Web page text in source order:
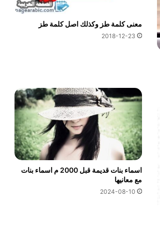
معنى كلمة طز وكذلك اصل كلمة طز
2018-12-23
اسماء بنات قديمة قبل 2000 م اسماء بنات
مع معانيها
2024-08-10